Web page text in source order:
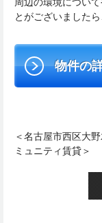
とがございました
物件の
＜名古屋市西区大
ミュニティ賃貸＞